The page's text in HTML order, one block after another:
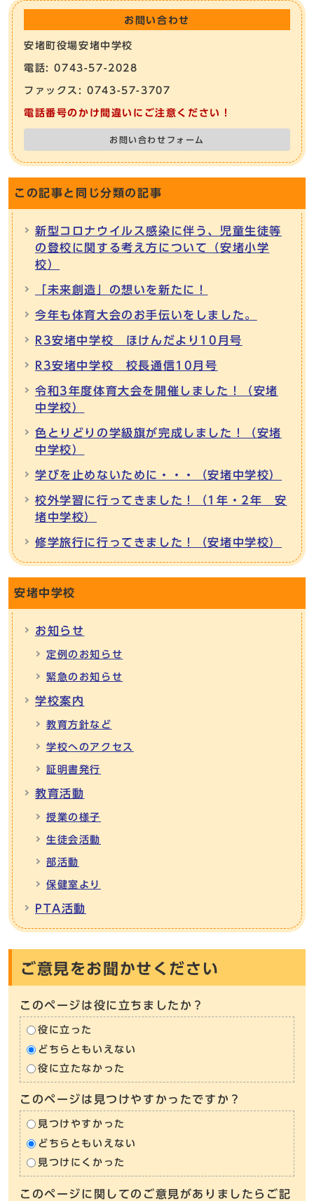
お問い合わせ
安堵町役場安堵中学校
電話: 0743-57-2028
ファックス: 0743-57-3707
電話番号のかけ間違いにご注意ください！
お問い合わせフォーム
この記事と同じ分類の記事
新型コロナウイルス感染に伴う、児童生徒等
の登校に関する考え方について（安堵小学
校）
「未来創造」の想いを新たに！
今年も体育大会のお手伝いをしました。
R3安堵中学校 ほけんだより10月号
R3安堵中学校 校長通信10月号
令和3年度体育大会を開催しました！（安堵
中学校）
色とりどりの学級旗が完成しました！（安堵
中学校）
学びを止めないために・・・（安堵中学校）
校外学習に行ってきました！（1年・2年 安
堵中学校）
修学旅行に行ってきました！（安堵中学校）
安堵中学校
お知らせ
定例のお知らせ
緊急のお知らせ
学校案内
教育方針など
学校へのアクセス
証明書発行
教育活動
授業の様子
生徒会活動
部活動
保健室より
PTA活動
ご意見をお聞かせください
このページは役に立ちましたか？
役に立った
どちらともいえない
役に立たなかった
このページは見つけやすかったですか？
見つけやすかった
どちらともいえない
見つけにくかった
このページに関してのご意見がありましたらご記